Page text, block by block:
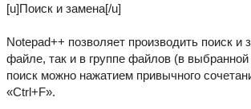
[u]Поиск и замена[/u]
Notepad++ позволяет производить поиск и
файле, так и в группе файлов (в выбранной
поиск можно нажатием привычного
«Ctrl+F».